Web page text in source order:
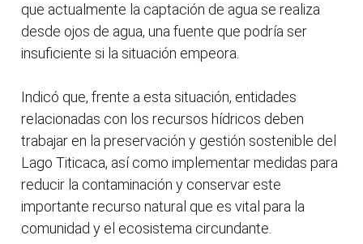
que actualmente la captación de agua se realiza
desde ojos de agua, una fuente que podría ser
insuficiente si la situación empeora.
Indicó que, frente a esta situación, entidades
relacionadas con los recursos hídricos deben
trabajar en la preservación y gestión sostenible del
Lago Titicaca, así como implementar medidas para
reducir la contaminación y conservar este
importante recurso natural que es vital para la
comunidad y el ecosistema circundante.